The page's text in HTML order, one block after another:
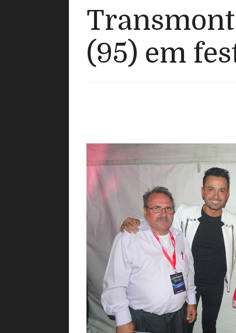
(95) em